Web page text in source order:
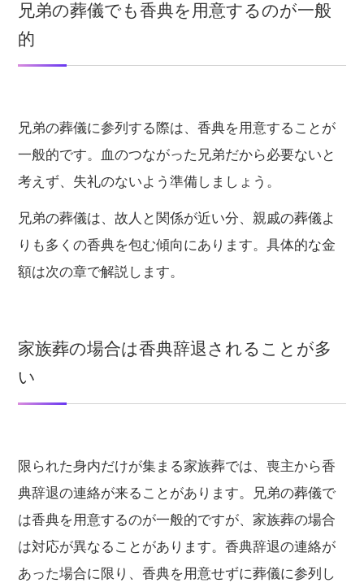
兄弟の葬儀でも香典を用意するのが一般
的
兄弟の葬儀に参列する際は、香典を用意することが
一般的です。血のつながった兄弟だから必要ないと
考えず、失礼のないよう準備しましょう。
兄弟の葬儀は、故人と関係が近い分、親戚の葬儀よ
りも多くの香典を包む傾向にあります。具体的な金
額は次の章で解説します。
家族葬の場合は香典辞退されることが多
い
限られた身内だけが集まる家族葬では、喪主から香
典辞退の連絡が来ることがあります。兄弟の葬儀で
は香典を用意するのが一般的ですが、家族葬の場合
は対応が異なることがあります。香典辞退の連絡が
あった場合に限り、香典を用意せずに葬儀に参列し